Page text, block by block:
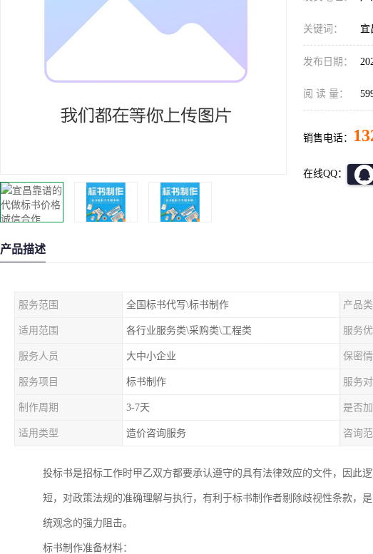
关键词： 宜
发布日期：
阅 读 量：
销售电话：
在线QQ：
产品描述
服务范围 全国标书代写\标书制作 产品
适用范围 各行业服务类\采购类\工程类 服务
服务人员 大中小企业 保密
服务项目 标书制作 服务
制作周期 3-7天 是否
适用类型 造价咨询服务 咨询
投标书是招标工作时甲乙双方都要承认遵守的具有法律效应的文件，因此
短，对政策法规的准确理解与执行，有利于标书制作者剔除歧视性条款，
统观念的强力阻击。
标书制作准备材料：